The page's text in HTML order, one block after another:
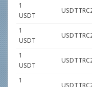
1
USDT
1
USDT
1
USDT
1